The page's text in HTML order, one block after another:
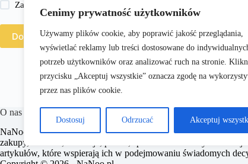
Cenimy prywatność użytkowników
Używamy plików cookie, aby poprawić jakość przeglądania,
wyświetlać reklamy lub treści dostosowane do
potrzeb użytkowników oraz analizować ruch na stronie.
przycisku „Akceptuj wszystkie” oznacza zgodę na
przez nas plików cookie.
Dostosuj Odrzucać Akceptuj
Zapisz moje imię i nazwisko, adres e-mail i stronę
Dodaj komentarz
O nas
​NaNoo.pl to portal internetowy oferujący szeroki wachlarz treści
zakupy, zdrowie, edukacja, prawo, sport i świat. Naszym celem
artykułów, które wspierają ich w podejmowaniu świadomych